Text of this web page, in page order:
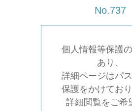
No.737
個人情報等保護
あり、
詳細ページはパ
保護をかけており
詳細閲覧をご希